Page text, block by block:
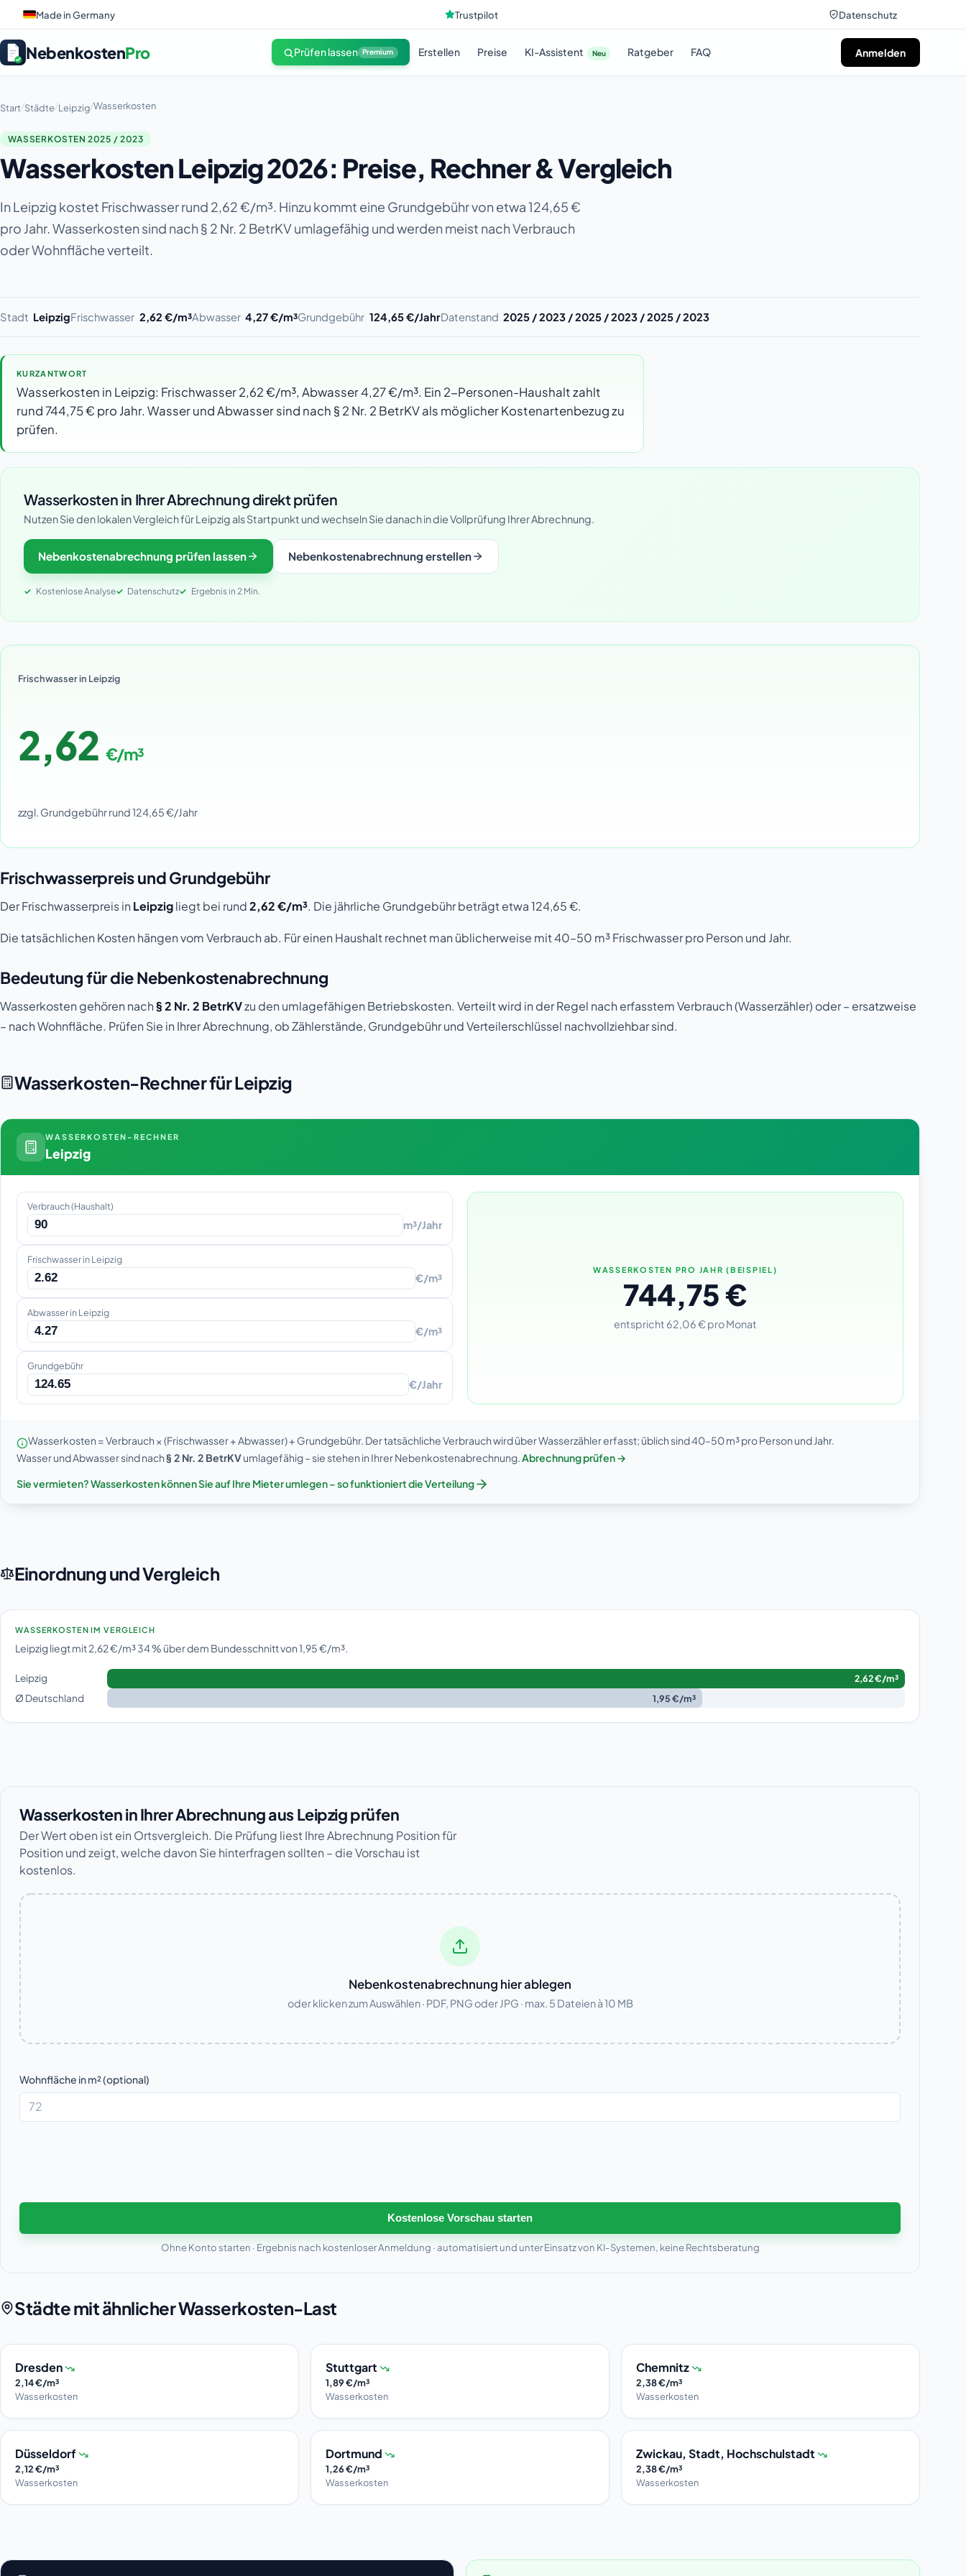
Made in Germany Trustpilot Datenschutz
NebenkostenPro Prüfen lassen Premium Erstellen Preise KI-Assistent Neu Ratgeber FAQ Anmelden
Start/Städte/Leipzig/Wasserkosten
WASSERKOSTEN 2025 / 2023
Wasserkosten Leipzig 2026: Preise, Rechner & Vergleich
In Leipzig kostet Frischwasser rund 2,62 €/m³. Hinzu kommt eine Grundgebühr von etwa 124,65 €
pro Jahr. Wasserkosten sind nach § 2 Nr. 2 BetrKV umlagefähig und werden meist nach Verbrauch
oder Wohnfläche verteilt.
Stadt LeipzigFrischwasser 2,62 €/m³Abwasser 4,27 €/m³Grundgebühr 124,65 €/JahrDatenstand 2025 / 2023 / 2025 / 2023 / 2025 / 2023
KURZANTWORT
Wasserkosten in Leipzig: Frischwasser 2,62 €/m³, Abwasser 4,27 €/m³. Ein 2-Personen-Haushalt zahlt
rund 744,75 € pro Jahr. Wasser und Abwasser sind nach § 2 Nr. 2 BetrKV als möglicher Kostenartenbezug zu
prüfen.
Wasserkosten in Ihrer Abrechnung direkt prüfen
Nutzen Sie den lokalen Vergleich für Leipzig als Startpunkt und wechseln Sie danach in die Vollprüfung Ihrer Abrechnung.
Nebenkostenabrechnung prüfen lassen Nebenkostenabrechnung erstellen
Kostenlose Analyse Datenschutz Ergebnis in 2 Min.
Frischwasser in Leipzig
2,62 €/m³
zzgl. Grundgebühr rund 124,65 €/Jahr
Frischwasserpreis und Grundgebühr
Der Frischwasserpreis in Leipzigliegt bei rund2,62 €/m³. Die jährliche Grundgebühr beträgt etwa 124,65 €.
Die tatsächlichen Kosten hängen vom Verbrauch ab. Für einen Haushalt rechnet man üblicherweise mit 40–50 m³ Frischwasser pro Person und Jahr.
Bedeutung für die Nebenkostenabrechnung
Wasserkosten gehören nach § 2 Nr. 2 BetrKVzu den umlagefähigen Betriebskosten. Verteilt wird in der Regel nach erfasstem Verbrauch (Wasserzähler) oder – ersatzweise
– nach Wohnfläche. Prüfen Sie in Ihrer Abrechnung, ob Zählerstände, Grundgebühr und Verteilerschlüssel nachvollziehbar sind.
Wasserkosten-Rechner für Leipzig
WASSERKOSTEN-RECHNER
Leipzig
Verbrauch (Haushalt)
m³/Jahr
Frischwasser in Leipzig
€/m³
Abwasser in Leipzig
€/m³
Grundgebühr
€/Jahr
WASSERKOSTEN PRO JAHR (BEISPIEL)
744,75 €
entspricht 62,06 € pro Monat
Wasserkosten = Verbrauch × (Frischwasser + Abwasser) + Grundgebühr. Der tatsächliche Verbrauch wird über Wasserzähler erfasst; üblich sind 40–50 m³ pro Person und Jahr.
Wasser und Abwasser sind nach§ 2 Nr. 2 BetrKVumlagefähig – sie stehen in Ihrer Nebenkostenabrechnung. Abrechnung prüfen →
Sie vermieten? Wasserkosten können Sie auf Ihre Mieter umlegen – so funktioniert die Verteilung
Einordnung und Vergleich
WASSERKOSTEN IM VERGLEICH
Leipzig liegt mit 2,62 €/m³ 34 % über dem Bundesschnitt von 1,95 €/m³.
Leipzig 2,62 €/m³
Ø Deutschland 1,95 €/m³
Wasserkosten in Ihrer Abrechnung aus Leipzig prüfen
Der Wert oben ist ein Ortsvergleich. Die Prüfung liest Ihre Abrechnung Position für
Position und zeigt, welche davon Sie hinterfragen sollten – die Vorschau ist
kostenlos.
Nebenkostenabrechnung hier ablegen
oder klicken zum Auswählen · PDF, PNG oder JPG · max. 5 Dateien à 10 MB
Wohnfläche in m² (optional)
Kostenlose Vorschau starten
Ohne Konto starten · Ergebnis nach kostenloser Anmeldung · automatisiert und unter Einsatz von KI-Systemen, keine Rechtsberatung
Städte mit ähnlicher Wasserkosten-Last
Dresden
2,14 €/m³
Wasserkosten
Stuttgart
1,89 €/m³
Wasserkosten
Chemnitz
2,38 €/m³
Wasserkosten
Düsseldorf
2,12 €/m³
Wasserkosten
Dortmund
1,26 €/m³
Wasserkosten
Zwickau, Stadt, Hochschulstadt
2,38 €/m³
Wasserkosten